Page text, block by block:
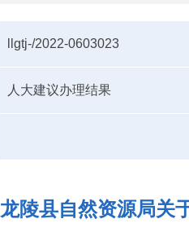
llgtj-/2022-0603023
人大建议办理结果
龙陵县自然资源局关